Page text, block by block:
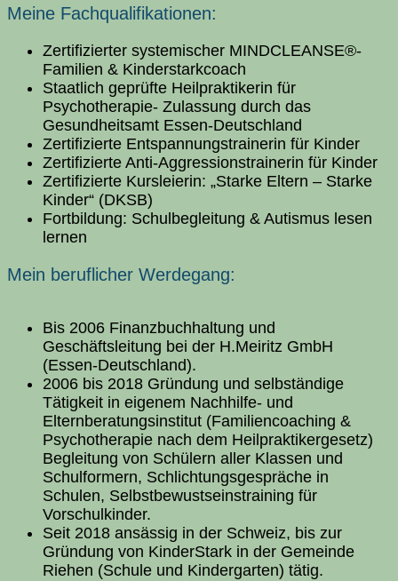
Meine Fachqualifikationen:
Zertifizierter systemischer MINDCLEANSE®-
Familien & Kinderstarkcoach
Staatlich geprüfte Heilpraktikerin für
Psychotherapie- Zulassung durch das
Gesundheitsamt Essen-Deutschland
Zertifizierte Entspannungstrainerin für Kinder
Zertifizierte Anti-Aggressionstrainerin für Kinder
Zertifizierte Kursleierin: „Starke Eltern – Starke
Kinder“ (DKSB)
Fortbildung: Schulbegleitung & Autismus lesen
lernen
Mein beruflicher Werdegang:
Bis 2006 Finanzbuchhaltung und
Geschäftsleitung bei der H.Meiritz GmbH
(Essen-Deutschland).
2006 bis 2018 Gründung und selbständige
Tätigkeit in eigenem Nachhilfe- und
Elternberatungsinstitut (Familiencoaching &
Psychotherapie nach dem Heilpraktikergesetz)
Begleitung von Schülern aller Klassen und
Schulformern, Schlichtungsgespräche in
Schulen, Selbstbewustseinstraining für
Vorschulkinder.
Seit 2018 ansässig in der Schweiz, bis zur
Gründung von KinderStark in der Gemeinde
Riehen (Schule und Kindergarten) tätig.